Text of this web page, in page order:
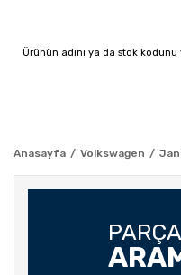
Anasayfa Volkswagen
PARÇA